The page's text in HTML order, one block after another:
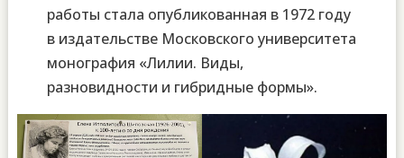
работы стала опубликованная в 1972 году
в издательстве Московского университета
монография «Лилии. Виды,
разновидности и гибридные формы».